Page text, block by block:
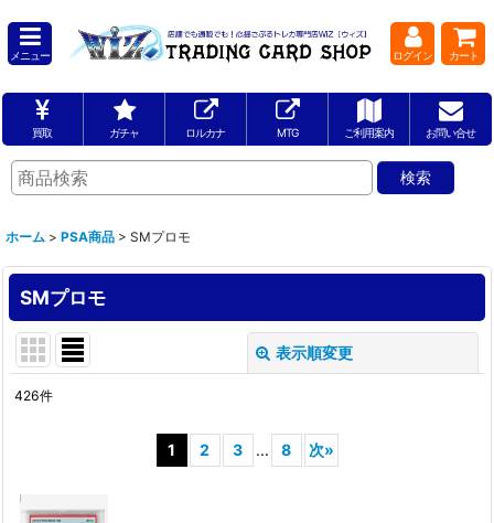
メニュー ログイン カート
買取 ガチャ ロルカナ MTG ご利用案内 お問い合せ
ホーム > PSA商品 > SMプロモ
SMプロモ
表示順変更
426件
1 2 3 ... 8 次»